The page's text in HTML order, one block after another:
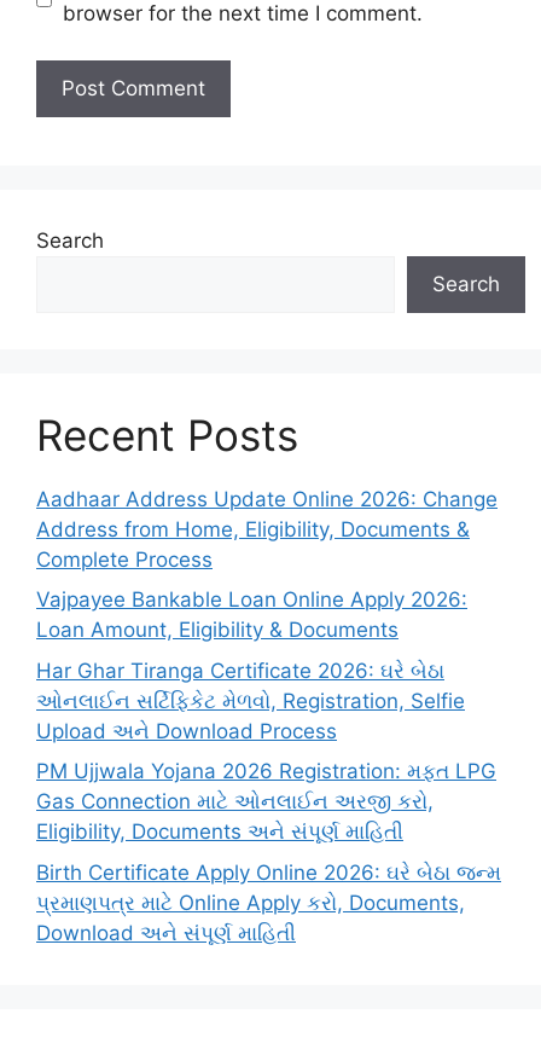
browser for the next time I comment.
Search
Search
Recent Posts
Aadhaar Address Update Online 2026: Change
Address from Home, Eligibility, Documents &
Complete Process
Vajpayee Bankable Loan Online Apply 2026:
Loan Amount, Eligibility & Documents
Har Ghar Tiranga Certificate 2026: ઘરે બેઠા
ઓનલાઈન સર્ટિફિકેટ મેળવો, Registration, Selfie
Upload અને Download Process
PM Ujjwala Yojana 2026 Registration: મફત LPG
Gas Connection માટે ઓનલાઈન અરજી કરો,
Eligibility, Documents અને સંપૂર્ણ માહિતી
Birth Certificate Apply Online 2026: ઘરે બેઠા જન્મ
પ્રમાણપત્ર માટે Online Apply કરો, Documents,
Download અને સંપૂર્ણ માહિતી